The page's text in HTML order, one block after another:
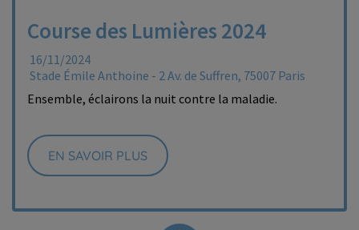
Course des Lumières 2024
16/11/2024
Stade Émile Anthoine - 2 Av. de Suffren, 75007 Paris
Ensemble, éclairons la nuit contre la maladie.
EN SAVOIR PLUS